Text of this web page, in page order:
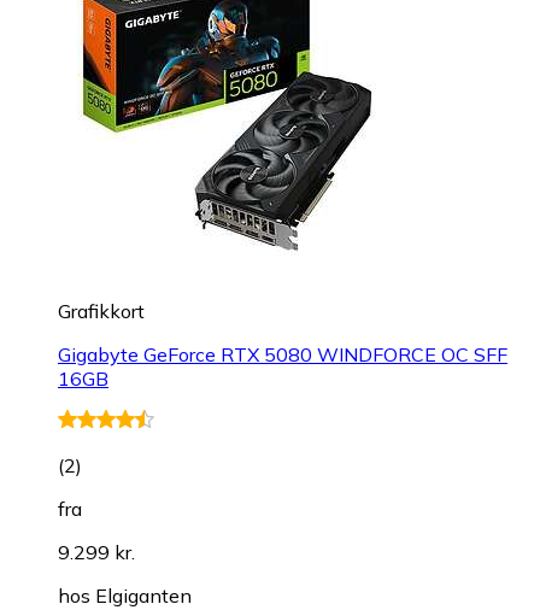
Grafikkort
Gigabyte GeForce RTX 5080 WINDFORCE OC SFF
16GB
(2)
fra
9.299 kr.
hos Elgiganten